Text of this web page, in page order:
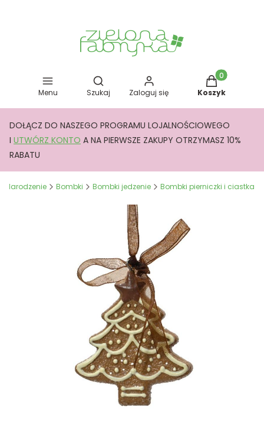
Menu
Otwórz wyszukiwarkę
Szukaj Zaloguj się
Produkty w
Koszyk
DOŁĄCZ DO NASZEGO PROGRAMU LOJALNOŚCIOWEGO
I UTWÓRZ KONTO A NA PIERWSZE ZAKUPY OTRZYMASZ 10%
RABATU
Narodzenie Bombki Bombki jedzenie Bombki pierniczki i ciastka